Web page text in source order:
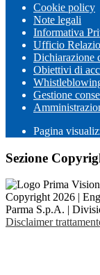
Cookie policy
Note legali
Informativa
Ufficio
Dichiarazione
Obiettivi di
Gestione
Pagina
Sezione
Copyright 2026 |
Parma S.p.A. |
Disclaimer